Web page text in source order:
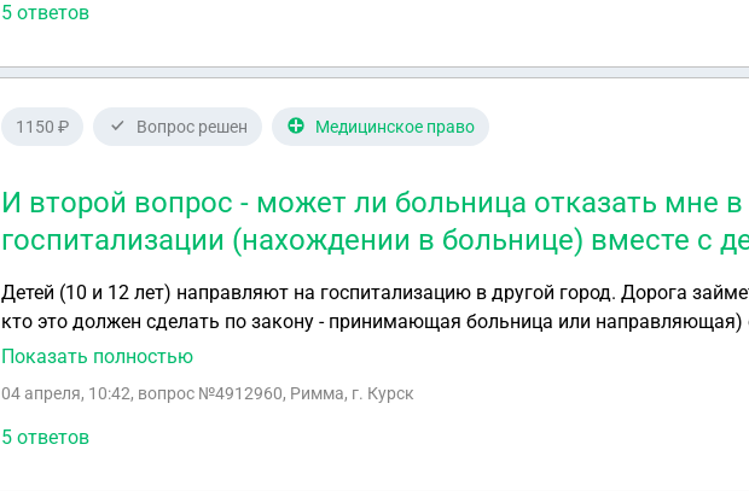
процедуры, предусмотренной Федеральным законом от 29.07.2017 № 280-ФЗ «О внесении изменений в
границах земельного участка гаражного коорератива лес отсутствует. Прошу
5 ответов
1150 ₽ Вопрос решен Медицинское право
И второй вопрос - может ли больница отказать мне в
госпитализации (нахождении в больнице) вместе с
Детей (10 и 12 лет) направляют на госпитализацию в другой город. Дорога
кто это должен сделать по закону - принимающая больница или
больничный, включающий дни дороги? И второй вопрос - может ли больница отказать мне в
Показать полностью
04 апреля, 10:42, вопрос №4912960, Римма, г. Курск
5 ответов